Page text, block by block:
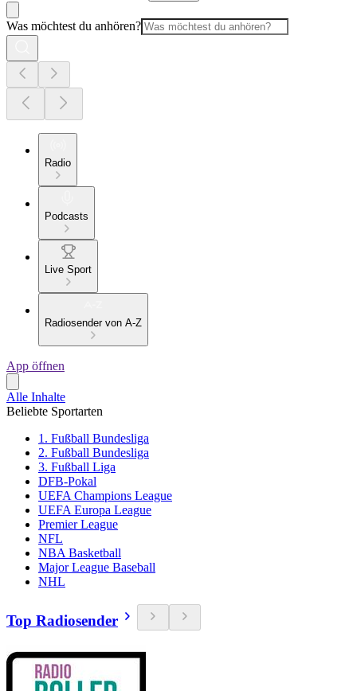
Was möchtest du anhören?
Radio
Podcasts
Live Sport
Radiosender von A-Z
App öffnen
Alle Inhalte
Beliebte Sportarten
1. Fußball Bundesliga
2. Fußball Bundesliga
3. Fußball Liga
DFB-Pokal
UEFA Champions League
UEFA Europa League
Premier League
NFL
NBA Basketball
Major League Baseball
NHL
Top Radiosender